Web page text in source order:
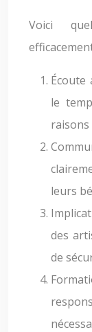
Voici
Écoute
le
raisons
leurs
des
de